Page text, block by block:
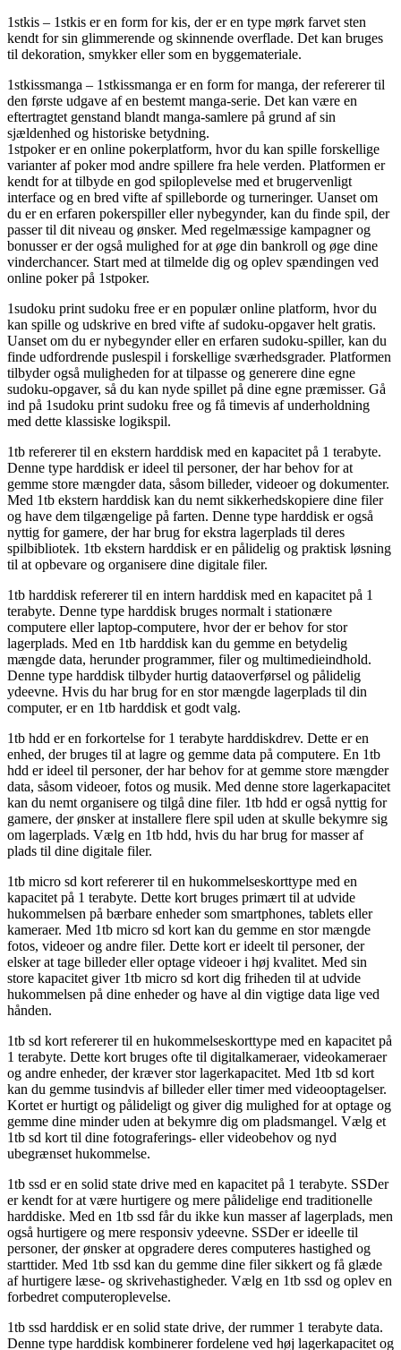
1stkis – 1stkis er en form for kis, der er en type mørk farvet sten
kendt for sin glimmerende og skinnende overflade. Det kan bruges
til dekoration, smykker eller som en byggemateriale.
1stkissmanga – 1stkissmanga er en form for manga, der refererer til
den første udgave af en bestemt manga-serie. Det kan være en
eftertragtet genstand blandt manga-samlere på grund af sin
sjældenhed og historiske betydning.
1stpoker er en online pokerplatform, hvor du kan spille forskellige
varianter af poker mod andre spillere fra hele verden. Platformen er
kendt for at tilbyde en god spiloplevelse med et brugervenligt
interface og en bred vifte af spilleborde og turneringer. Uanset om
du er en erfaren pokerspiller eller nybegynder, kan du finde spil, der
passer til dit niveau og ønsker. Med regelmæssige kampagner og
bonusser er der også mulighed for at øge din bankroll og øge dine
vinderchancer. Start med at tilmelde dig og oplev spændingen ved
online poker på 1stpoker.
1sudoku print sudoku free er en populær online platform, hvor du
kan spille og udskrive en bred vifte af sudoku-opgaver helt gratis.
Uanset om du er nybegynder eller en erfaren sudoku-spiller, kan du
finde udfordrende puslespil i forskellige sværhedsgrader. Platformen
tilbyder også muligheden for at tilpasse og generere dine egne
sudoku-opgaver, så du kan nyde spillet på dine egne præmisser. Gå
ind på 1sudoku print sudoku free og få timevis af underholdning
med dette klassiske logikspil.
1tb refererer til en ekstern harddisk med en kapacitet på 1 terabyte.
Denne type harddisk er ideel til personer, der har behov for at
gemme store mængder data, såsom billeder, videoer og dokumenter.
Med 1tb ekstern harddisk kan du nemt sikkerhedskopiere dine filer
og have dem tilgængelige på farten. Denne type harddisk er også
nyttig for gamere, der har brug for ekstra lagerplads til deres
spilbibliotek. 1tb ekstern harddisk er en pålidelig og praktisk løsning
til at opbevare og organisere dine digitale filer.
1tb harddisk refererer til en intern harddisk med en kapacitet på 1
terabyte. Denne type harddisk bruges normalt i stationære
computere eller laptop-computere, hvor der er behov for stor
lagerplads. Med en 1tb harddisk kan du gemme en betydelig
mængde data, herunder programmer, filer og multimedieindhold.
Denne type harddisk tilbyder hurtig dataoverførsel og pålidelig
ydeevne. Hvis du har brug for en stor mængde lagerplads til din
computer, er en 1tb harddisk et godt valg.
1tb hdd er en forkortelse for 1 terabyte harddiskdrev. Dette er en
enhed, der bruges til at lagre og gemme data på computere. En 1tb
hdd er ideel til personer, der har behov for at gemme store mængder
data, såsom videoer, fotos og musik. Med denne store lagerkapacitet
kan du nemt organisere og tilgå dine filer. 1tb hdd er også nyttig for
gamere, der ønsker at installere flere spil uden at skulle bekymre sig
om lagerplads. Vælg en 1tb hdd, hvis du har brug for masser af
plads til dine digitale filer.
1tb micro sd kort refererer til en hukommelseskorttype med en
kapacitet på 1 terabyte. Dette kort bruges primært til at udvide
hukommelsen på bærbare enheder som smartphones, tablets eller
kameraer. Med 1tb micro sd kort kan du gemme en stor mængde
fotos, videoer og andre filer. Dette kort er ideelt til personer, der
elsker at tage billeder eller optage videoer i høj kvalitet. Med sin
store kapacitet giver 1tb micro sd kort dig friheden til at udvide
hukommelsen på dine enheder og have al din vigtige data lige ved
hånden.
1tb sd kort refererer til en hukommelseskorttype med en kapacitet på
1 terabyte. Dette kort bruges ofte til digitalkameraer, videokameraer
og andre enheder, der kræver stor lagerkapacitet. Med 1tb sd kort
kan du gemme tusindvis af billeder eller timer med videooptagelser.
Kortet er hurtigt og pålideligt og giver dig mulighed for at optage og
gemme dine minder uden at bekymre dig om pladsmangel. Vælg et
1tb sd kort til dine fotograferings- eller videobehov og nyd
ubegrænset hukommelse.
1tb ssd er en solid state drive med en kapacitet på 1 terabyte. SSDer
er kendt for at være hurtigere og mere pålidelige end traditionelle
harddiske. Med en 1tb ssd får du ikke kun masser af lagerplads, men
også hurtigere og mere responsiv ydeevne. SSDer er ideelle til
personer, der ønsker at opgradere deres computeres hastighed og
starttider. Med 1tb ssd kan du gemme dine filer sikkert og få glæde
af hurtigere læse- og skrivehastigheder. Vælg en 1tb ssd og oplev en
forbedret computeroplevelse.
1tb ssd harddisk er en solid state drive, der rummer 1 terabyte data.
Denne type harddisk kombinerer fordelene ved høj lagerkapacitet og